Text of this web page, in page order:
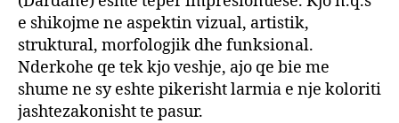
e shikojme ne aspektin vizual, artistik,
struktural, morfologjik dhe funksional.
Nderkohe qe tek kjo veshje, ajo qe bie me
shume ne sy eshte pikerisht larmia e nje koloriti
jashtezakonisht te pasur.